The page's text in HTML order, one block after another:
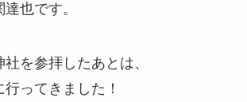
也です。
を参拝したあとは、
ってきました！